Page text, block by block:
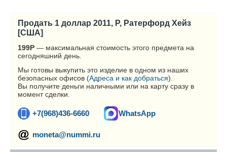
Продать 1 доллар 2011, P, Ратерфорд Хейз
[США]
199Р — максимальная стоимость этого предмета на
сегодняшний день.
Мы готовы выкупить это изделие в одном из наших
безопасных офисов (Адреса и как добраться).
Вы получите деньги наличными или на карту сразу в
момент сделки.
+7(968)436-6660 WhatsApp
moneta@nummi.ru